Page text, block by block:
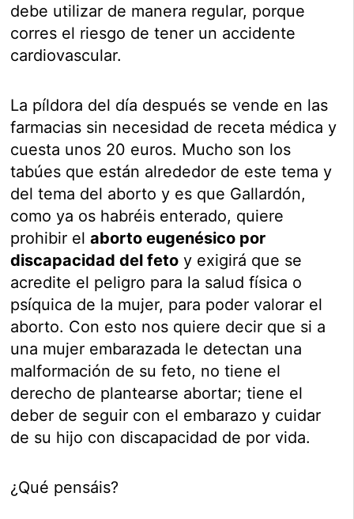
debe utilizar de manera regular, porque
corres el riesgo de tener un accidente
cardiovascular.
La píldora del día después se vende en las
farmacias sin necesidad de receta médica y
cuesta unos 20 euros. Mucho son los
tabúes que están alrededor de este tema y
del tema del aborto y es que Gallardón,
como ya os habréis enterado, quiere
prohibir elaborto eugenésico por
discapacidad del feto y exigirá que se
acredite el peligro para la salud física o
psíquica de la mujer, para poder valorar el
aborto. Con esto nos quiere decir que si a
una mujer embarazada le detectan una
malformación de su feto, no tiene el
derecho de plantearse abortar; tiene el
deber de seguir con el embarazo y cuidar
de su hijo con discapacidad de por vida.
¿Qué pensáis?